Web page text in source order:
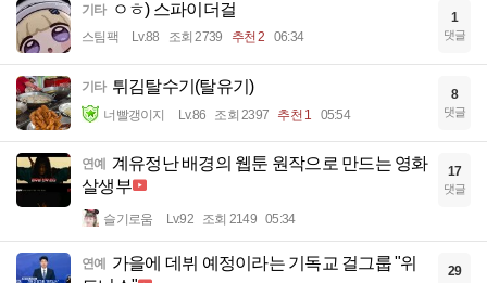
기타 ㅇㅎ) 스파이더걸
스팀팩 Lv.88 조회 2739 추천 2 06:34
1
댓글
기타 튀김탈수기(탈유기)
너빨갱이지 Lv.86 조회 2397 추천 1 05:54
8
댓글
연예
계유정난 배경의 웹툰 원작으로 만드는 영화
살생부
슬기로움 Lv.92 조회 2149 05:34
17
댓글
연예
가을에 데뷔 예정이라는 기독교 걸그룹 "위
29